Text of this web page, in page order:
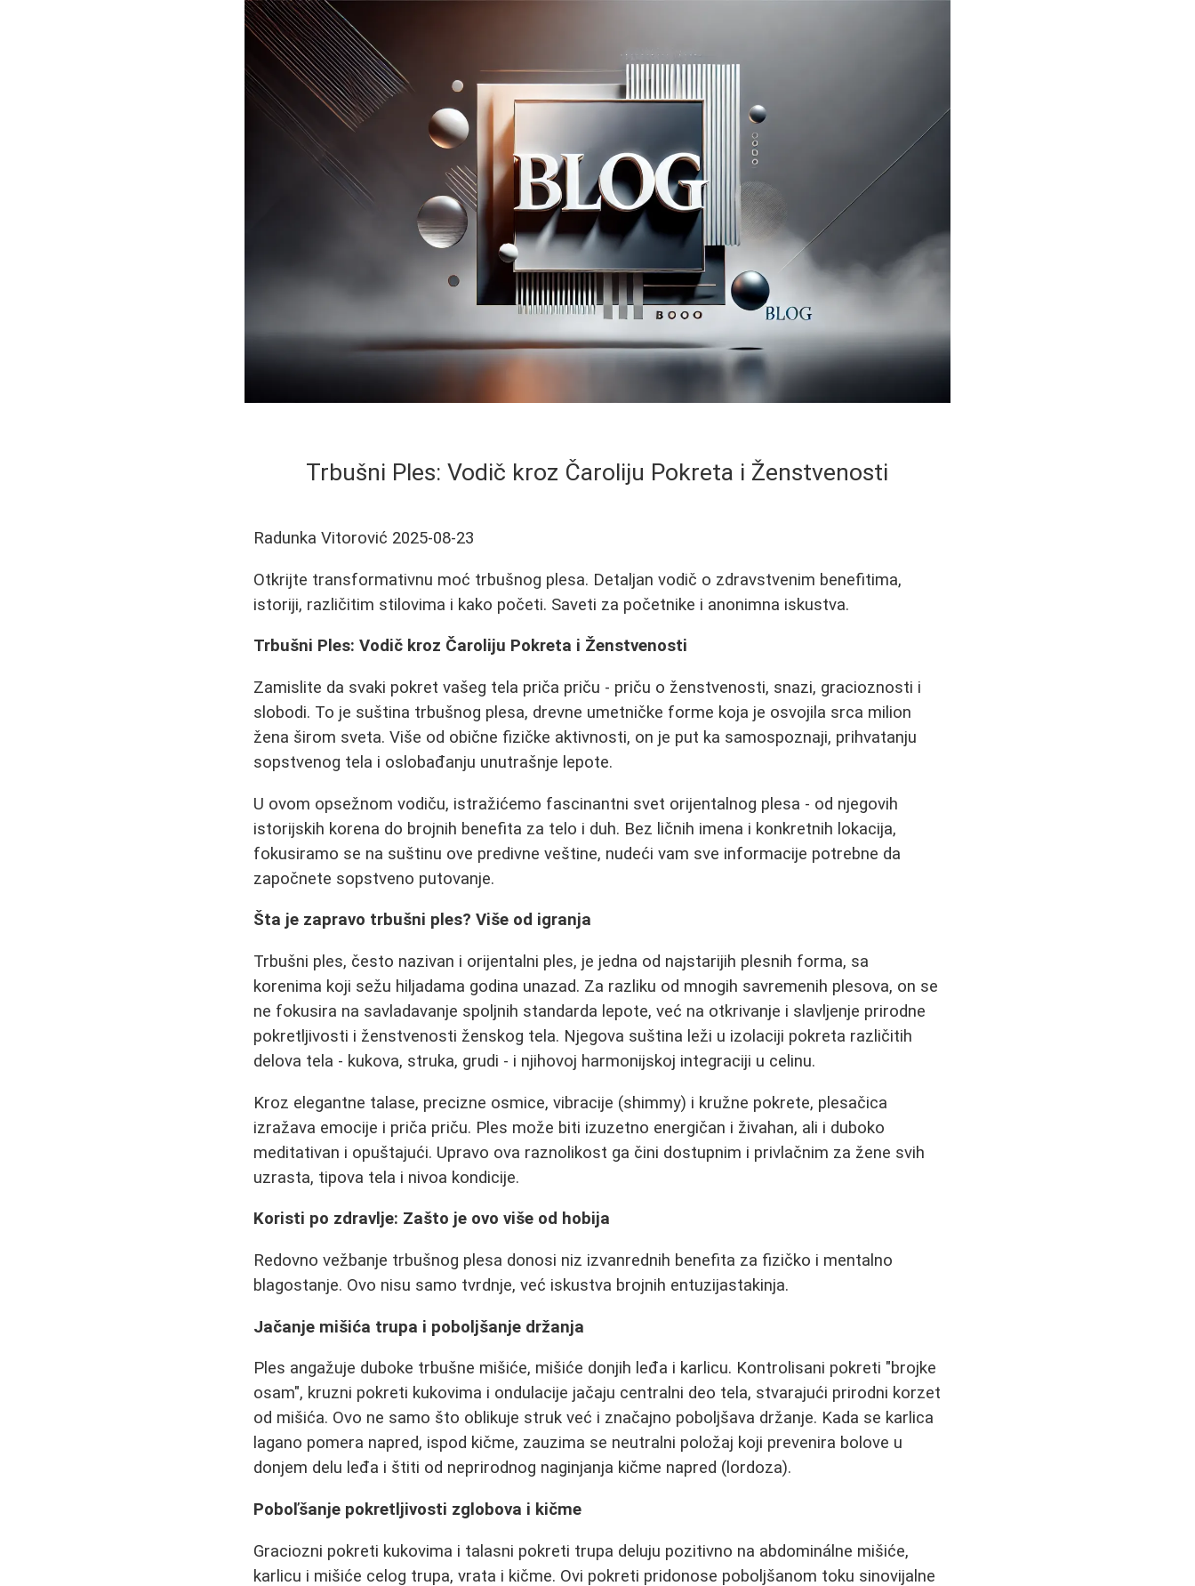
Trbušni Ples: Vodič kroz Čaroliju Pokreta i Ženstvenosti
Radunka Vitorović 2025-08-23
Otkrijte transformativnu moć trbušnog plesa. Detaljan vodič o zdravstvenim benefitima,
istoriji, različitim stilovima i kako početi. Saveti za početnike i anonimna iskustva.
Trbušni Ples: Vodič kroz Čaroliju Pokreta i Ženstvenosti
Zamislite da svaki pokret vašeg tela priča priču - priču o ženstvenosti, snazi, gracioznosti i
slobodi. To je suština trbušnog plesa, drevne umetničke forme koja je osvojila srca milion
žena širom sveta. Više od obične fizičke aktivnosti, on je put ka samospoznaji, prihvatanju
sopstvenog tela i oslobađanju unutrašnje lepote.
U ovom opsežnom vodiču, istražićemo fascinantni svet orijentalnog plesa - od njegovih
istorijskih korena do brojnih benefita za telo i duh. Bez ličnih imena i konkretnih lokacija,
fokusiramo se na suštinu ove predivne veštine, nudeći vam sve informacije potrebne da
započnete sopstveno putovanje.
Šta je zapravo trbušni ples? Više od igranja
Trbušni ples, često nazivan i orijentalni ples, je jedna od najstarijih plesnih forma, sa
korenima koji sežu hiljadama godina unazad. Za razliku od mnogih savremenih plesova, on se
ne fokusira na savladavanje spoljnih standarda lepote, već na otkrivanje i slavljenje prirodne
pokretljivosti i ženstvenosti ženskog tela. Njegova suština leži u izolaciji pokreta različitih
delova tela - kukova, struka, grudi - i njihovoj harmonijskoj integraciji u celinu.
Kroz elegantne talase, precizne osmice, vibracije (shimmy) i kružne pokrete, plesačica
izražava emocije i priča priču. Ples može biti izuzetno energičan i živahan, ali i duboko
meditativan i opuštajući. Upravo ova raznolikost ga čini dostupnim i privlačnim za žene svih
uzrasta, tipova tela i nivoa kondicije.
Koristi po zdravlje: Zašto je ovo više od hobija
Redovno vežbanje trbušnog plesa donosi niz izvanrednih benefita za fizičko i mentalno
blagostanje. Ovo nisu samo tvrdnje, već iskustva brojnih entuzijastakinja.
Jačanje mišića trupa i poboljšanje držanja
Ples angažuje duboke trbušne mišiće, mišiće donjih leđa i karlicu. Kontrolisani pokreti "brojke
osam", kruzni pokreti kukovima i ondulacije jačaju centralni deo tela, stvarajući prirodni korzet
od mišića. Ovo ne samo što oblikuje struk već i značajno poboljšava držanje. Kada se karlica
lagano pomera napred, ispod kičme, zauzima se neutralni položaj koji prevenira bolove u
donjem delu leđa i štiti od neprirodnog naginjanja kičme napred (lordoza).
Poboľšanje pokretljivosti zglobova i kičme
Graciozni pokreti kukovima i talasni pokreti trupa deluju pozitivno na abdominálne mišiće,
karlicu i mišiće celog trupa, vrata i kičme. Ovi pokreti pridonose poboljšanom toku sinovijalne